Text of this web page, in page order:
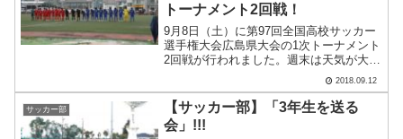
トーナメント2回戦！
9月8日（土）に第97回全国高校サッカー
選手権大会広島県大会の1次トーナメント
2回戦が行われました。週末は天気が大き
く崩れましたが、小雨の中で試合は無事
に行われました。2回戦の対戦校は、廿日
市高校。前日の大雨でフィールドにはた
くさんの水溜り.....
2018.09.12
サッカー部
【サッカー部】「3年生を送る
会」!!!